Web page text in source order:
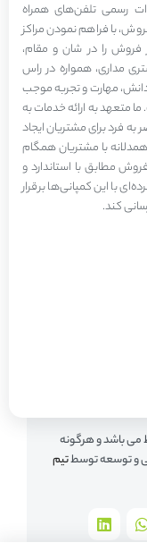
رسمی تلفن‌های همراه
با فراهم نمودن مراکز
را در شان و مقام،
مداری، همواره در راس
دانش، مهارت و تجربه موجب
متعهد به ارائه خدمات به
فرد برای مشتریان ایجاد
با مشتریان همگام
مطابق با استاندارد و
با این کمپانی‌ها برقرار
کند.
می باشد و هرگونه
و توسعه توسطتیم